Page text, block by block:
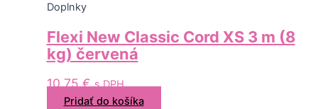
Doplnky
Flexi New Classic Cord XS 3 m (8
kg) červená
10,75€ s DPH
Pridať do košíka